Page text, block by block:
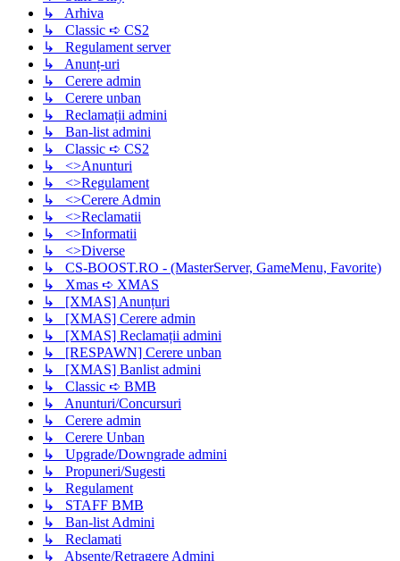
↳ Arhiva
↳ Classic ➪ CS2
↳ Regulament server
↳ Anunț-uri
↳ Cerere admin
↳ Cerere unban
↳ Reclamații admini
↳ Ban-list admini
↳ Classic ➪ CS2
↳ <>Anunturi
↳ <>Regulament
↳ <>Cerere Admin
↳ <>Reclamatii
↳ <>Informatii
↳ <>Diverse
↳ CS-BOOST.RO - (MasterServer, GameMenu, Favorite)
↳ Xmas ➪ XMAS
↳ [XMAS] Anunțuri
↳ [XMAS] Cerere admin
↳ [XMAS] Reclamații admini
↳ [RESPAWN] Cerere unban
↳ [XMAS] Banlist admini
↳ Classic ➪ BMB
↳ Anunturi/Concursuri
↳ Cerere admin
↳ Cerere Unban
↳ Upgrade/Downgrade admini
↳ Propuneri/Sugesti
↳ Regulament
↳ STAFF BMB
↳ Ban-list Admini
↳ Reclamati
↳ Absente/Retragere Admini